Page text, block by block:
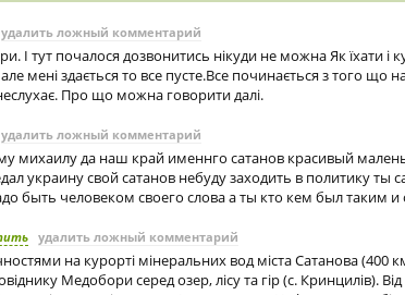
удалить ложный комментарий
І тут почалося дозвонитись нікуди не можна Як їхати і
мені здається то все пусте.Все починається з того що
Про що можна говорити далі.
удалить ложный комментарий
михаилу да наш край именнго сатанов красивый
украину свой сатанов небуду заходить в политику ты
быть человеком своего слова а ты кто кем был таким и
удалить ложный комментарий
на курорті мінеральних вод міста Сатанова (400
Медобори серед озер, лісу та гір (с. Кринцилів).